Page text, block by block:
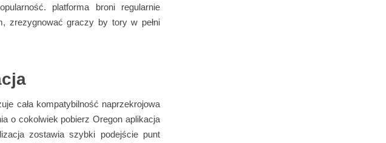
platforma broni regularnie
zrezygnować graczy by tory w pełni
cała kompatybilność naprzekrojowa
o cokolwiek pobierz Oregon aplikacja
zostawia szybki podejście punt